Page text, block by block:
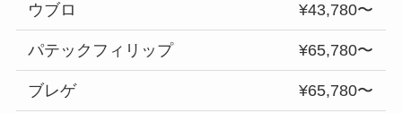
ウブロ ¥43,780〜
パテックフィリップ ¥65,780〜
ブレゲ ¥65,780〜